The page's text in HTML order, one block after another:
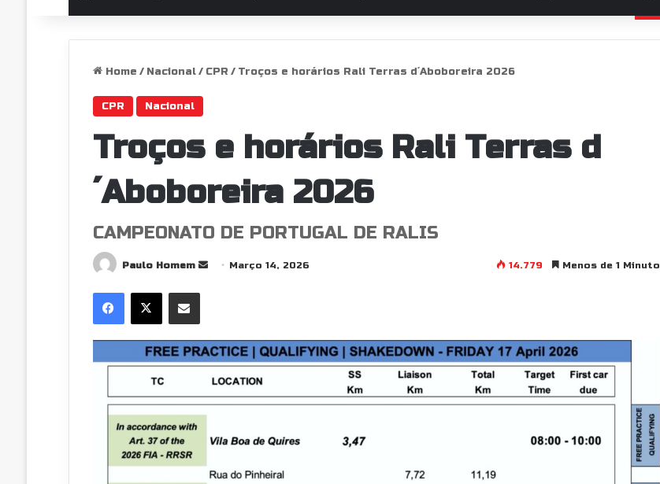
Home / Nacional/ CPR / Troços e horários Rali Terras d´Aboboreira 2026
CPR Nacional
Troços e horários Rali Terras d
´Aboboreira 2026
CAMPEONATO DE PORTUGAL DE RALIS
Paulo Homem
SendMarço 14, 2026 14.779 Menos de 1 Minuto
Facebook
X Partilhar Via Email